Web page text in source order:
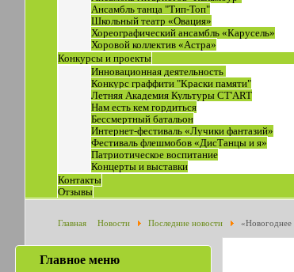
Ансамбль танца "Тип-Топ"
Школьный театр «Овация»
Хореографический ансамбль «Карусель»
Хоровой коллектив «Астра»
Конкурсы и проекты
Инновационная деятельность
Конкурс граффити "Краски памяти"
Летняя Академия Культуры СТ'ART
Нам есть кем гордиться
Бессмертный батальон
Интернет-фестиваль «Лучики фантазий»
Фестиваль флешмобов «ДисТанцы и я»
Патриотическое воспитание
Концерты и выставки
Контакты
Отзывы
Главная Новости Последние новости «Новогоднее
Главное меню